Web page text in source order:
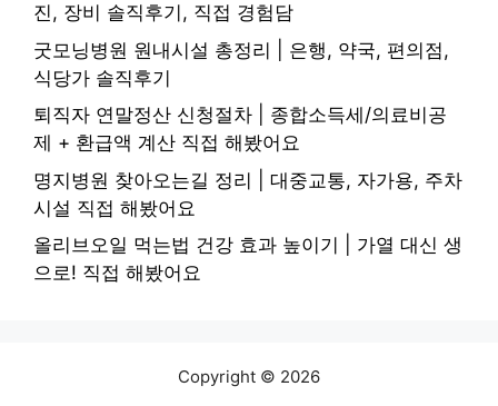
진, 장비 솔직후기, 직접 경험담
굿모닝병원 원내시설 총정리 | 은행, 약국, 편의점,
식당가 솔직후기
퇴직자 연말정산 신청절차 | 종합소득세/의료비공
제 + 환급액 계산 직접 해봤어요
명지병원 찾아오는길 정리 | 대중교통, 자가용, 주차
시설 직접 해봤어요
올리브오일 먹는법 건강 효과 높이기 | 가열 대신 생
으로! 직접 해봤어요
Copyright © 2026